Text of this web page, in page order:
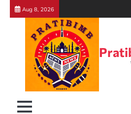
Skip
Aug 8, 2026